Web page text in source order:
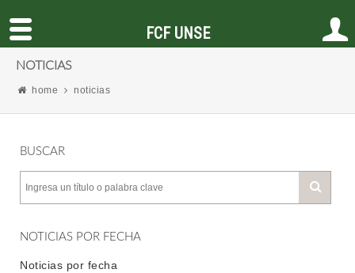
NOTICIAS
home noticias
BUSCAR
NOTICIAS POR FECHA
Noticias por fecha
FCF UNSE